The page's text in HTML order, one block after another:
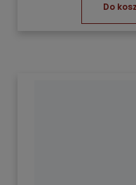
Do